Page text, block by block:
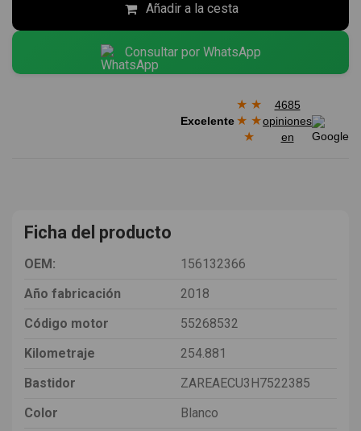
Añadir a la cesta
Consultar por WhatsApp
Excelente
★ ★
★ ★
★
4685
opiniones
en
Ficha del producto
OEM:
156132366
Año fabricación
2018
Código motor
55268532
Kilometraje
254.881
Bastidor
ZAREAECU3H7522385
Color
Blanco